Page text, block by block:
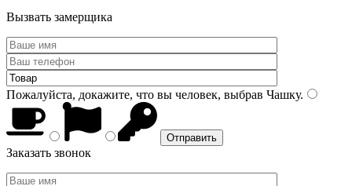
Вызвать замерщика
Пожалуйста, докажите, что вы человек, выбрав Чашку.
Заказать звонок